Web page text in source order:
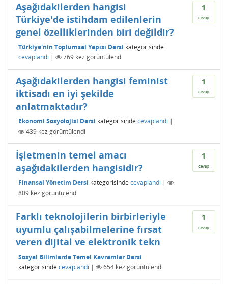
1
cevap
Aşağıdakilerden hangisi
Türkiye'de istihdam edilenlerin
genel özelliklerinden biri değildir?
Türkiye'nin Toplumsal Yapısı Dersi kategorisinde
cevaplandı | 769 kez görüntülendi
1
cevap
Aşağıdakilerden hangisi feminist
iktisadı en iyi şekilde
anlatmaktadır?
Ekonomi Sosyolojisi Dersi kategorisinde cevaplandı |
439 kez görüntülendi
1
cevap
İşletmenin temel amacı
aşağıdakilerden hangisidir?
Finansal Yönetim Dersi kategorisinde cevaplandı |
809 kez görüntülendi
1
cevap
Farklı teknolojilerin birbirleriyle
uyumlu çalışabilmelerine fırsat
veren dijital ve elektronik tekn
Sosyal Bilimlerde Temel Kavramlar Dersi
kategorisinde cevaplandı | 654 kez görüntülendi